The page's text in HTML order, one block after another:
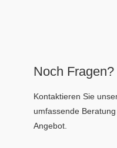
Noch Fragen?
Kontaktieren Sie
umfassende
Angebot.